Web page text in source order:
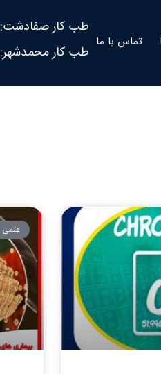
تماس با ما
طب کار صفادشت:
طب کار محمدشهر:
علمی